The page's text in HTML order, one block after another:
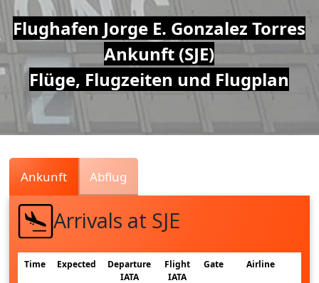
Air
Traffic
Live
Flughafen Jorge E. Gonzalez Torres
Ankunft (SJE)
Flüge, Flugzeiten und Flugplan
Ankunft Abflug
Arrivals at SJE
Time Expected
Departure
IATA
Flight
IATA
Gate Airline